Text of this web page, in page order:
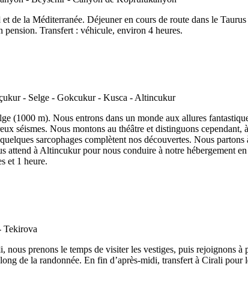
de la Méditerranée. Déjeuner en cours de route dans le
Transfert : véhicule, environ 4 heures.
(1000 m). Nous entrons dans un monde aux allures
séismes. Nous montons au théâtre et distinguons
sarcophages complètent nos découvertes. Nous
attend à Altincukur pour nous conduire à notre hébergement
et 1 heure.
nous prenons le temps de visiter les vestiges, puis rejoignons
de la randonnée. En fin d’après-midi, transfert à Cirali